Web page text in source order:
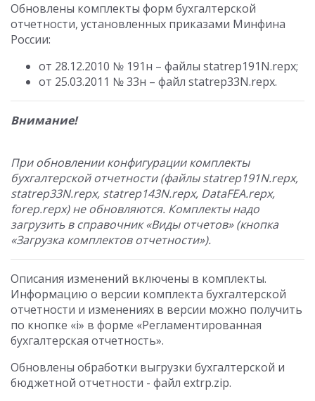
Обновлены комплекты форм бухгалтерской
отчетности, установленных приказами Минфина
России:
от 28.12.2010 № 191н – файлы statrep191N.repx;
от 25.03.2011 № 33н – файл statrep33N.repx.
Внимание!
При обновлении конфигурации комплекты
бухгалтерской отчетности (файлы statrep191N.repx,
statrep33N.repx, statrep143N.repx, DataFEA.repx,
forep.repx) не обновляются. Комплекты надо
загрузить в справочник «Виды отчетов» (кнопка
«Загрузка комплектов отчетности»).
Описания изменений включены в комплекты.
Информацию о версии комплекта бухгалтерской
отчетности и изменениях в версии можно получить
по кнопке «i» в форме «Регламентированная
бухгалтерская отчетность».
Обновлены обработки выгрузки бухгалтерской и
бюджетной отчетности - файл extrp.zip.